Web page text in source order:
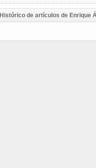
Histórico de artículos de Enrique